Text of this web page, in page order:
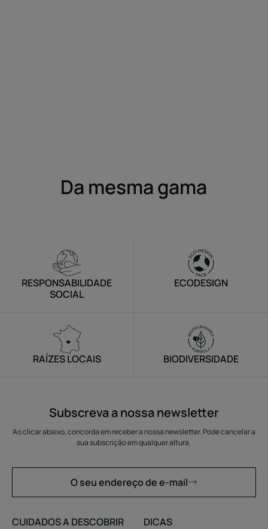
Da mesma gama
RESPONSABILIDADE
SOCIAL
ECODESIGN
RAÍZES LOCAIS BIODIVERSIDADE
Subscreva a nossa newsletter
Ao clicar abaixo, concorda em receber a nossa newsletter. Pode cancelar a
sua subscrição em qualquer altura.
O seu endereço de e-mail
CUIDADOS A DESCOBRIR
DICAS